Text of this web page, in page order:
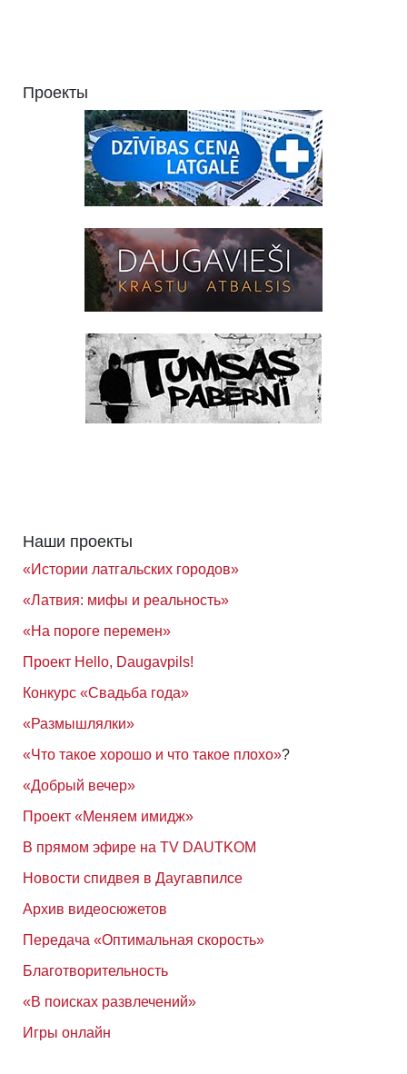
Проекты
Наши проекты
«Истории латгальских городов»
«Латвия: мифы и реальность»
«На пороге перемен»
Проект Hello, Daugavpils!
Конкурс «Свадьба года»
«Размышлялки»
«Что такое хорошо и что такое плохо»?
«Добрый вечер»
Проект «Меняем имидж»
В прямом эфире на TV DAUTKOM
Новости спидвея в Даугавпилсе
Архив видеосюжетов
Передача «Оптимальная скорость»
Благотворительность
«В поисках развлечений»
Игры онлайн